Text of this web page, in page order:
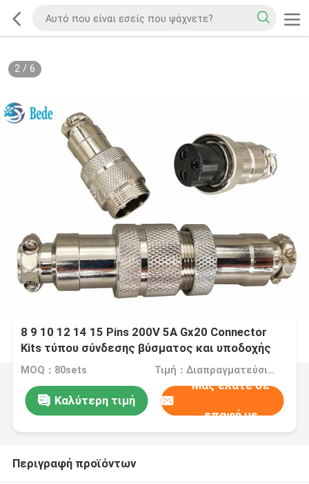
2/ 6
8 9 10 12 14 15 Pins 200V 5A Gx20 Connector
Kits τύπου σύνδεσης βύσματος και υποδοχής
MOQ：80sets Τιμή：Διαπραγματεύσιμα
Καλύτερη τιμή
Μας ελάτε σε
επαφή με
Περιγραφή προϊόντων